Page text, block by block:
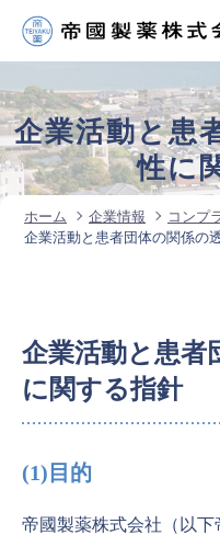
企業活動と患
性に
ホーム 企業情報
コンプ
企業活動と患者団体の関係の
企業活動と患者
に関する指針
(1)目的
帝國製薬株式会社（以